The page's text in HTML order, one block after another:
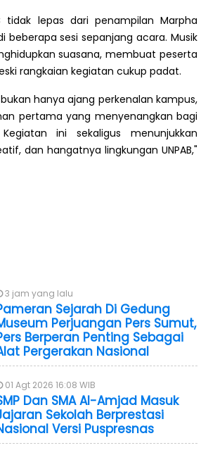
tidak lepas dari penampilan Marpha
beberapa sesi sepanjang acara. Musik
suasana, membuat peserta
rangkaian kegiatan cukup padat.
bukan hanya ajang perkenalan kampus,
pertama yang menyenangkan bagi
ini sekaligus menunjukkan
dan hangatnya lingkungan UNPAB,"
3 jam yang lalu
Sejarah Di Gedung
Perjuangan Pers Sumut,
Berperan Penting Sebagai
Pergerakan Nasional
01 Agt 2026 16:08 WIB
Dan SMA Al-Amjad Masuk
Sekolah Berprestasi
Versi Puspresnas